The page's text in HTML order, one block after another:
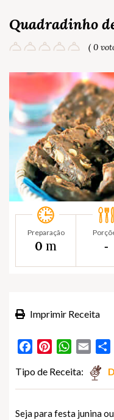
Quadradinho
( 0
Preparação
0 m ‐
Imprimir Receita
FacebookPinterestWhatsApp
Email
Tipo de Receita:
Seja para festa junina